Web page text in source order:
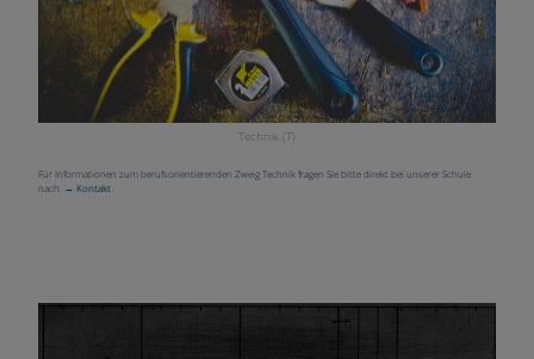
Technik (T)
Für Informationen zum berufsorientierenden Zweig Technik fragen Sie bitte direkt bei unserer Schule
nach. → Kontakt